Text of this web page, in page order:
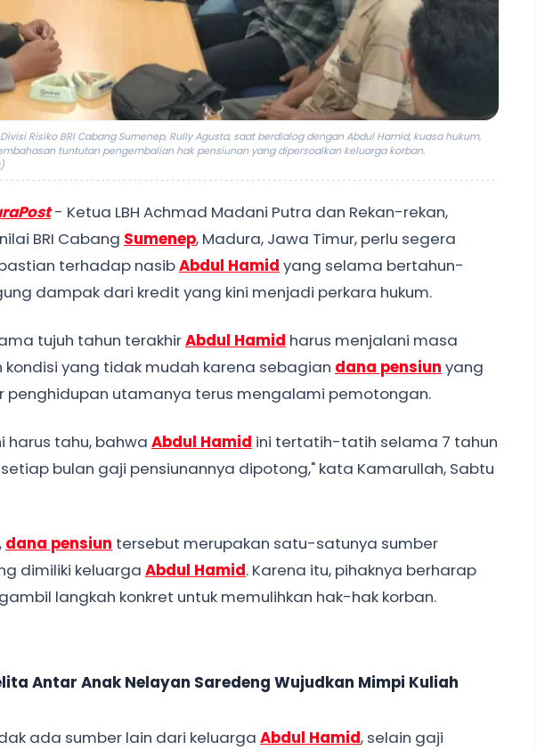
Divisi Risiko BRI Cabang Sumenep, Rully Agusta, saat berdialog dengan Abdul Hamid, kuasa hukum,
tuntutan pengembalian hak pensiunan yang dipersoalkan keluarga korban.
- Ketua LBH Achmad Madani Putra dan Rekan-rekan,
BRI Cabang Sumenep, Madura, Jawa Timur, perlu segera
terhadap nasibAbdul Hamid yang selama bertahun-
dampak dari kredit yang kini menjadi perkara hukum.
tujuh tahun terakhirAbdul Hamid harus menjalani masa
kondisi yang tidak mudah karena sebagian dana pensiun yang
penghidupan utamanya terus mengalami pemotongan.
harus tahu, bahwa Abdul Hamid ini tertatih-tatih selama 7 tahun
bulan gaji pensiunannya dipotong," kata Kamarullah, Sabtu
dana pensiun tersebut merupakan satu-satunya sumber
dimiliki keluarga Abdul Hamid. Karena itu, pihaknya berharap
langkah konkret untuk memulihkan hak-hak korban.
Antar Anak Nelayan Saredeng Wujudkan Mimpi Kuliah
ada sumber lain dari keluarga Abdul Hamid, selain gaji